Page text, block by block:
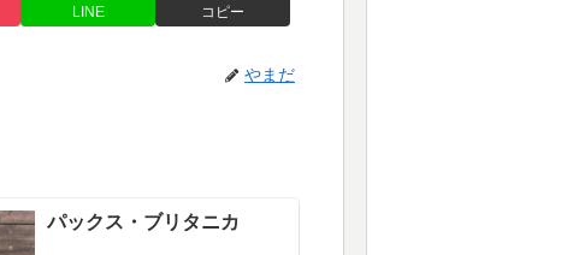
LINE コピー
やまだ
パックス・ブリタニカ